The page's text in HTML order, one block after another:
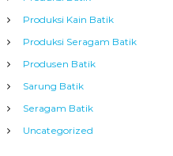
Produksi Kain Batik
Produksi Seragam Batik
Produsen Batik
Sarung Batik
Seragam Batik
Uncategorized